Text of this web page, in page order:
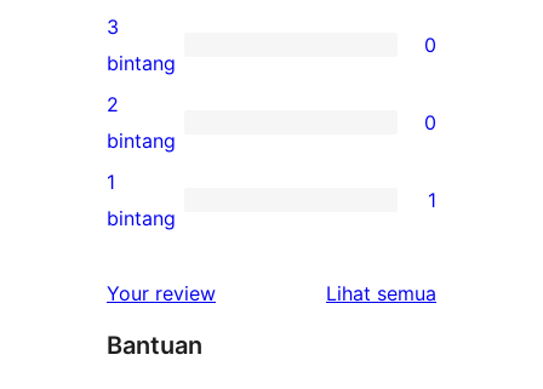
bintang
ulasan
4-
bintang
0
ulasan
3-
bintang
3
bintang
0
0
ulasan
2-
2
bintang
0
1
1-
1
bintang
1
Your review Lihat semua
Bantuan